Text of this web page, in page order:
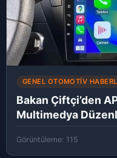
GENEL OTOMOTIV
Bakan Çiftçi’den
Multimedya
Görüntüleme: 115